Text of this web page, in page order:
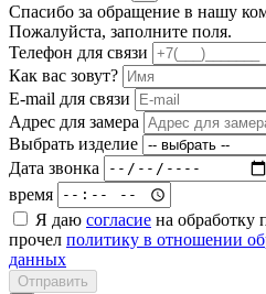
Спасибо за обращение в нашу
Пожалуйста, заполните поля.
Телефон для связи
Как вас зовут?
E-mail для связи
Адрес для замера
Выбрать изделие
Дата звонка
время
Я даю согласие на обработку
прочел политику в отношении
данных
Отправить